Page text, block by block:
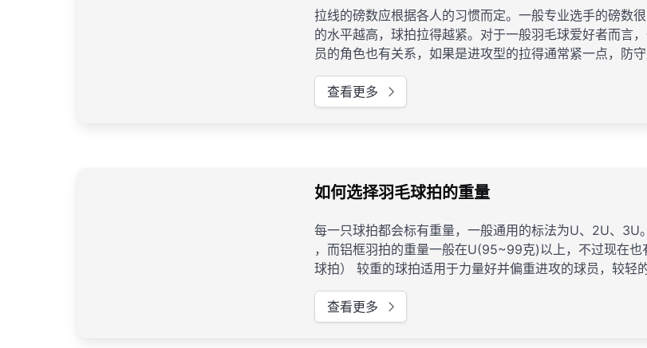
拉线的磅数应根据各人的习惯而定。一般专业选手的磅数
的水平越高，球拍拉得越紧。对于一般羽毛球爱好者而言
员的角色也有关系，如果是进攻型的拉得通常紧一点，防守
查看更多
如何选择羽毛球拍的重量
每一只球拍都会标有重量，一般通用的标法为U、2U、
，而铝框羽拍的重量一般在U(95~99克)以上，不过现在
球拍） 较重的球拍适用于力量好并偏重进攻的球员，较轻的球拍更适用于偏重防守的球员。如果你更多的是采用进攻
的打法，2U的重量是比较好的，如果用3U的羽拍你会感
查看更多